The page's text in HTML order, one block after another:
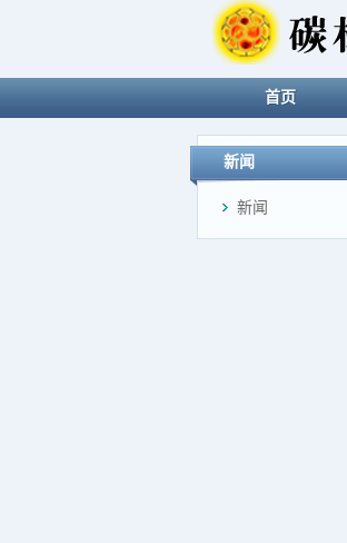
首页
新闻
新闻